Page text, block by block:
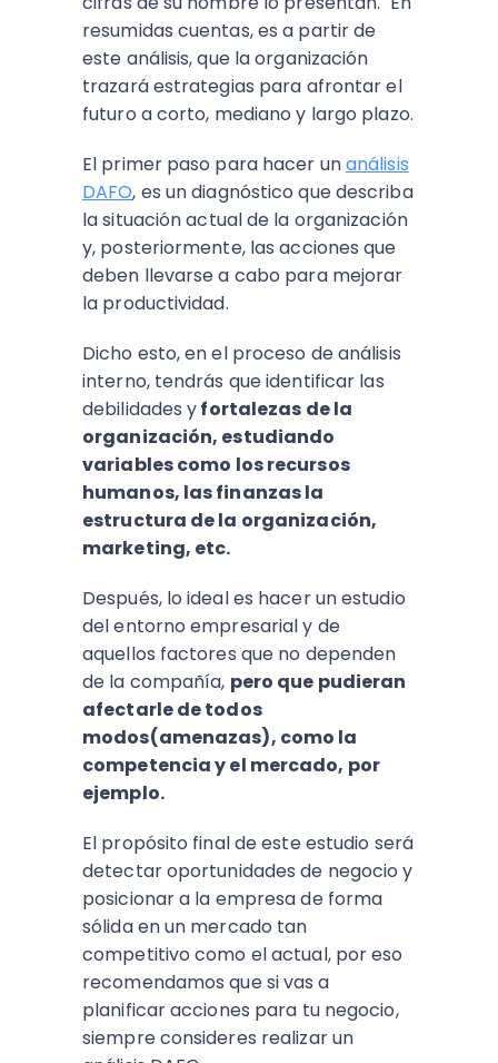
resumidas cuentas, es a partir de
este análisis, que la organización
trazará estrategias para afrontar el
futuro a corto, mediano y largo plazo.
El primer paso para hacer unanálisis
DAFO, es un diagnóstico que describa
la situación actual de la organización
y, posteriormente, las acciones que
deben llevarse a cabo para mejorar
la productividad.
Dicho esto, en el proceso de análisis
interno, tendrás que identificar las
debilidades yfortalezas de la
organización, estudiando
variables como los recursos
humanos, las finanzas la
estructura de la organización,
marketing, etc.
Después, lo ideal es hacer un estudio
del entorno empresarial y de
aquellos factores que no dependen
de la compañía, pero que pudieran
afectarle de todos
modos(amenazas), como la
competencia y el mercado, por
ejemplo.
El propósito final de este estudio será
detectar oportunidades de negocio y
posicionar a la empresa de forma
sólida en un mercado tan
competitivo como el actual, por eso
recomendamos que si vas a
planificar acciones para tu negocio,
siempre consideres realizar un